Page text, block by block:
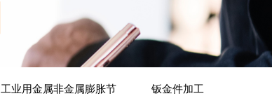
工业用金属非金属膨胀节 钣金件加工